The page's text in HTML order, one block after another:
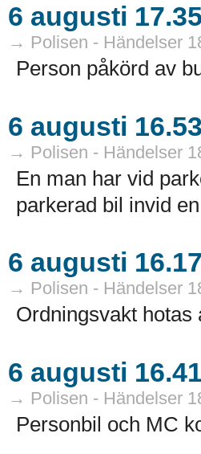
6 augusti
→ Polisen - Händelser
Person påkörd av
6 augusti
→ Polisen - Händelser
En man har vid
parkerad bil invid
6 augusti
→ Polisen - Händelser
Ordningsvakt
6 augusti
→ Polisen - Händelser
Personbil och MC